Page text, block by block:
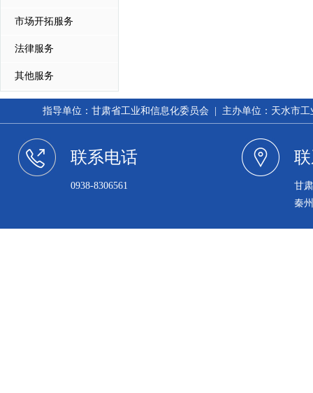
市场开拓服务
法律服务
其他服务
指导单位：甘肃省工业和信息化委员会 | 主办单位：天水市
联系电话
0938-8306561
甘
秦